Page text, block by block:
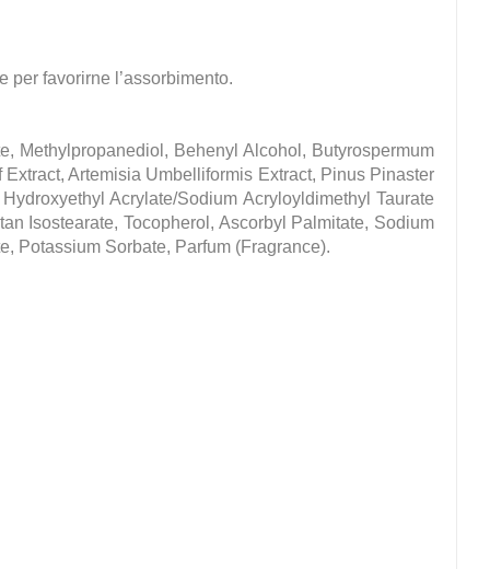
per favorirne l’assorbimento.
Methylpropanediol, Behenyl Alcohol, Butyrospermum
Artemisia Umbelliformis Extract, Pinus Pinaster
Acrylate/Sodium Acryloyldimethyl Taurate
Isostearate, Tocopherol, Ascorbyl Palmitate, Sodium
Potassium Sorbate, Parfum (Fragrance).